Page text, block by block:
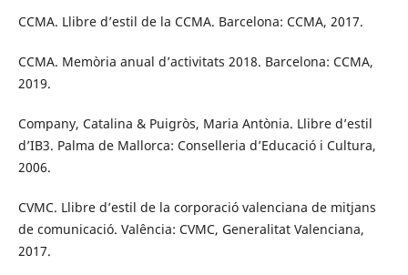
CCMA. Llibre d’estil de la CCMA. Barcelona: CCMA, 2017.
CCMA. Memòria anual d’activitats 2018. Barcelona: CCMA,
2019.
Company, Catalina & Puigròs, Maria Antònia. Llibre d’estil
d’IB3. Palma de Mallorca: Conselleria d’Educació i Cultura,
2006.
CVMC. Llibre d’estil de la corporació valenciana de mitjans
de comunicació. Valência: CVMC, Generalitat Valenciana,
2017.